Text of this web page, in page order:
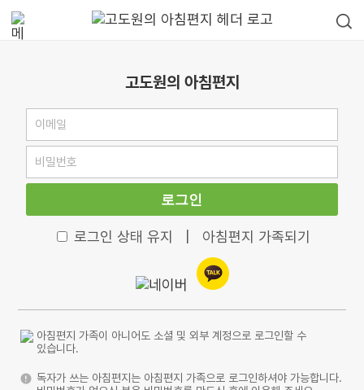
고도원의 아침편지
로그인
로그인 상태 유지 아침편지 가족되기
아침편지 가족이 아니어도 소셜 및 외부 계정으로 로그인할 수
있습니다.
독자가 쓰는 아침편지는 아침편지 가족으로 로그인하셔야 가능합니다.